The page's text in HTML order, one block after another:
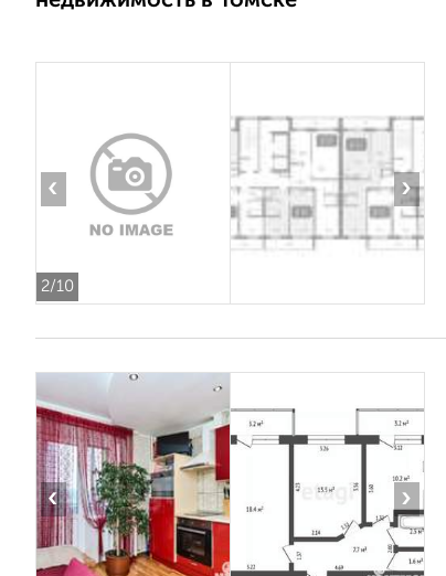
2/10
‹ ›
‹ ›